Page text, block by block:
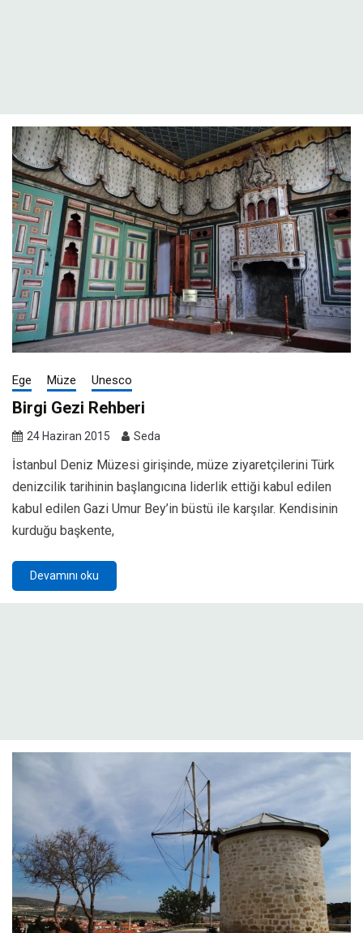
Ege Müze Unesco
Birgi Gezi Rehberi
24 Haziran 2015 Seda
İstanbul Deniz Müzesi girişinde, müze ziyaretçilerini Türk
denizcilik tarihinin başlangıcına liderlik ettiği kabul edilen
kabul edilen Gazi Umur Bey’in büstü ile karşılar. Kendisinin
kurduğu başkente,
Devamını oku